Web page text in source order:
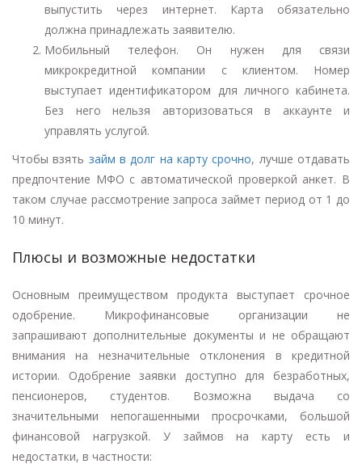
выпустить через интернет. Карта обязательно
должна принадлежать заявителю.
Мобильный телефон. Он нужен для связи
микрокредитной компании с клиентом. Номер
выступает идентификатором для личного кабинета.
Без него нельзя авторизоваться в аккаунте и
управлять услугой.
Чтобы взять займ в долг на карту срочно, лучше отдавать
предпочтение МФО с автоматической проверкой анкет. В
таком случае рассмотрение запроса займет период от 1 до
10 минут.
Плюсы и возможные недостатки
Основным преимуществом продукта выступает срочное
одобрение. Микрофинансовые организации не
запрашивают дополнительные документы и не обращают
внимания на незначительные отклонения в кредитной
истории. Одобрение заявки доступно для безработных,
пенсионеров, студентов. Возможна выдача со
значительными непогашенными просрочками, большой
финансовой нагрузкой. У займов на карту есть и
недостатки, в частности: